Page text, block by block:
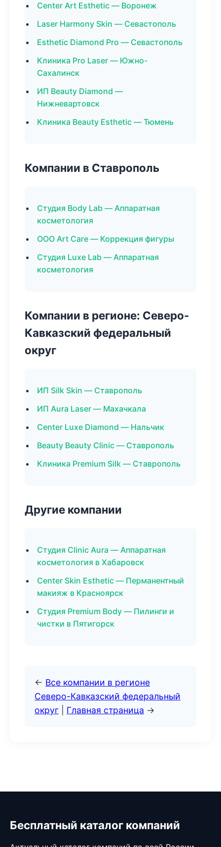
Center Art Esthetic — Воронеж
Laser Harmony Skin — Севастополь
Esthetic Diamond Pro — Севастополь
Клиника Pro Laser — Южно-
Сахалинск
ИП Beauty Diamond —
Нижневартовск
Клиника Beauty Esthetic — Тюмень
Компании в Ставрополь
Студия Body Lab — Аппаратная
косметология
ООО Art Care — Коррекция фигуры
Студия Luxe Lab — Аппаратная
косметология
Компании в регионе: Северо-
Кавказский федеральный
округ
ИП Silk Skin — Ставрополь
ИП Aura Laser — Махачкала
Center Luxe Diamond — Нальчик
Beauty Beauty Clinic — Ставрополь
Клиника Premium Silk — Ставрополь
Другие компании
Студия Clinic Aura — Аппаратная
косметология в Хабаровск
Center Skin Esthetic — Перманентный
макияж в Красноярск
Студия Premium Body — Пилинги и
чистки в Пятигорск
← Все компании в регионе
Северо-Кавказский федеральный
округ
Главная страница →
Бесплатный каталог компаний